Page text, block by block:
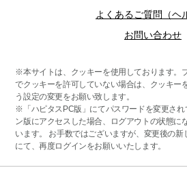
よくあるご質問（ヘ
お問い合わせ
※本サイトは、クッキーを使用しております。
でクッキーを許可していない場合は、クッキー
う設定の変更をお願い致します。
※「ハピタスPC版」にてパスワードを変更され
ン版にアクセスした場合、ログアウトの状態に
います。 お手数ではございますが、変更後の新
にて、再度ログインをお願いいたします。